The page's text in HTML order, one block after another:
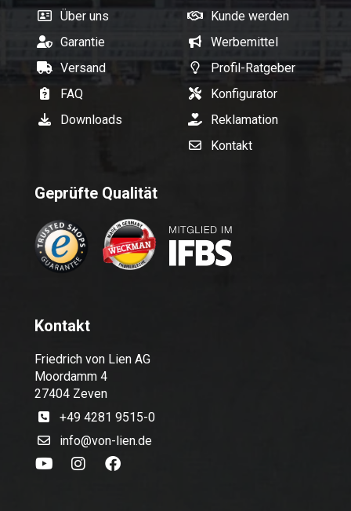
Über uns
Garantie
Versand
FAQ
Downloads
Kunde werden
Werbemittel
Profil-Ratgeber
Konfigurator
Reklamation
Kontakt
Geprüfte Qualität
Kontakt
Friedrich von Lien AG
Moordamm 4
27404 Zeven
+49 4281 9515-0
info@von-lien.de